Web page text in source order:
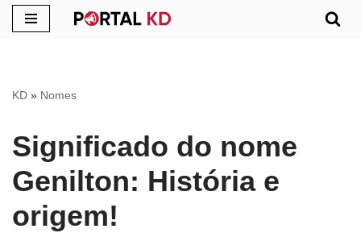
conteúdo
KD » Nomes
Significado do nome
Genilton: História e
origem!